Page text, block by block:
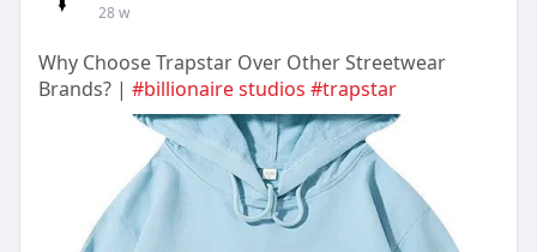
28 w
Why Choose Trapstar Over Other Streetwear
Brands? | #billionaire studios #trapstar